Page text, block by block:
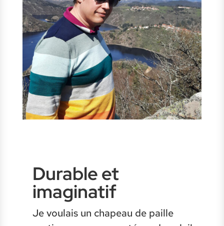
Durable et
imaginatif
Je voulais un chapeau de paille